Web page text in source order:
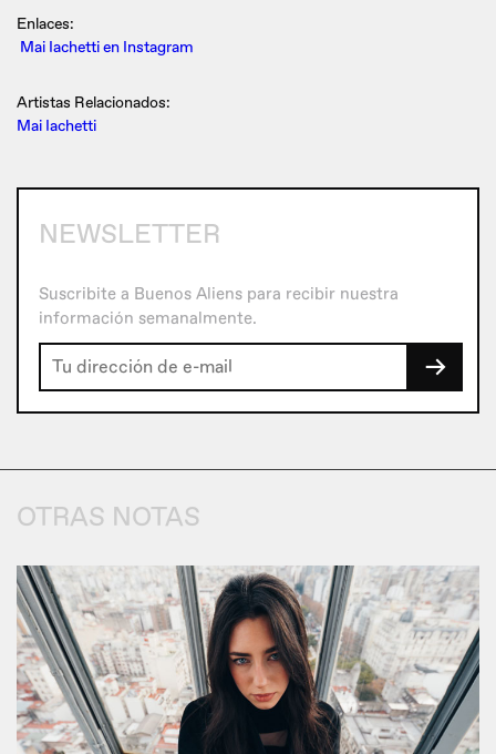
Enlaces:
Mai Iachetti en Instagram
Artistas Relacionados:
Mai Iachetti
NEWSLETTER
Suscribite a Buenos Aliens para recibir nuestra
información semanalmente.
→
OTRAS NOTAS